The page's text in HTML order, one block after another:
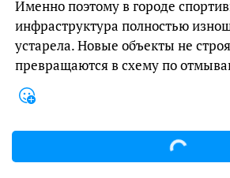
Именно поэтому в городе
инфраструктура полностью
устарела. Новые объекты не
превращаются в схему по